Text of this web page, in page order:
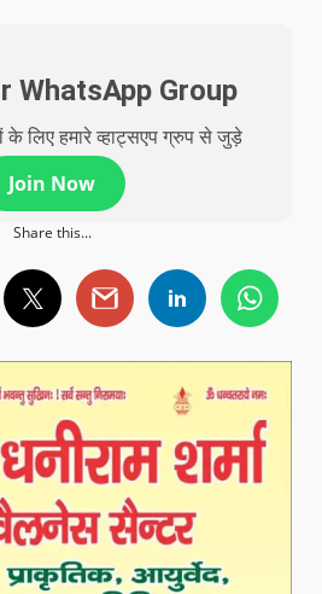
WhatsApp Group
के लिए हमारे व्हाट्सएप ग्रुप से जुड़े
Join Now
Share this...